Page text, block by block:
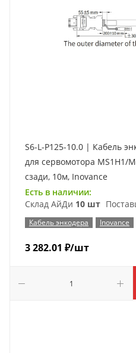
S6-L-P125-10.0 | Кабель
для сервомотора MS1H1/
сзади, 10м, Inovance
Есть в наличии:
Склад АйДи 10 шт
Кабель энкодера Inovance
3 282.01 ₽/шт